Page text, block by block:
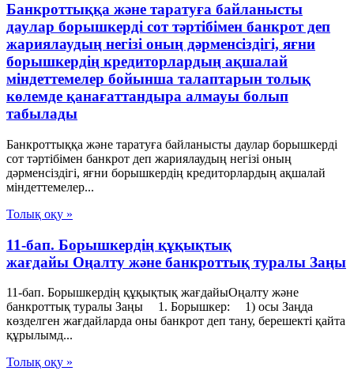
Банкроттыққа және таратуға байланысты
даулар борышкерді сот тәртібімен банкрот деп
жариялаудың негізі оның дәрменсіздігі, яғни
борышкердің кредиторлардың ақшалай
міндеттемелер бойынша талаптарын толық
көлемде қанағаттандыра алмауы болып
табылады
Банкроттыққа және таратуға байланысты даулар борышкерді
сот тәртібімен банкрот деп жариялаудың негізі оның
дәрменсіздігі, яғни борышкердің кредиторлардың ақшалай
міндеттемелер...
Толық оқу »
11-бап. Борышкердің құқықтық
жағдайы Оңалту және банкроттық туралы Заңы
11-бап. Борышкердің құқықтық жағдайыОңалту және
банкроттық туралы Заңы 1. Борышкер: 1) осы Заңда
көзделген жағдайларда оны банкрот деп тану, берешекті қайта
құрылымд...
Толық оқу »